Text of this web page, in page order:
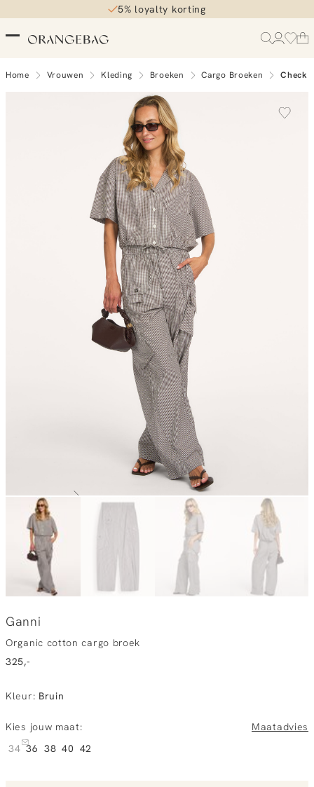
5% loyalty korting
Home Vrouwen Kleding Broeken Cargo Broeken Check
Ganni
Organic cotton cargo broek
325,-
Kleur: Bruin
Kies jouw maat:
Maatadvies
34 36 38 40 42